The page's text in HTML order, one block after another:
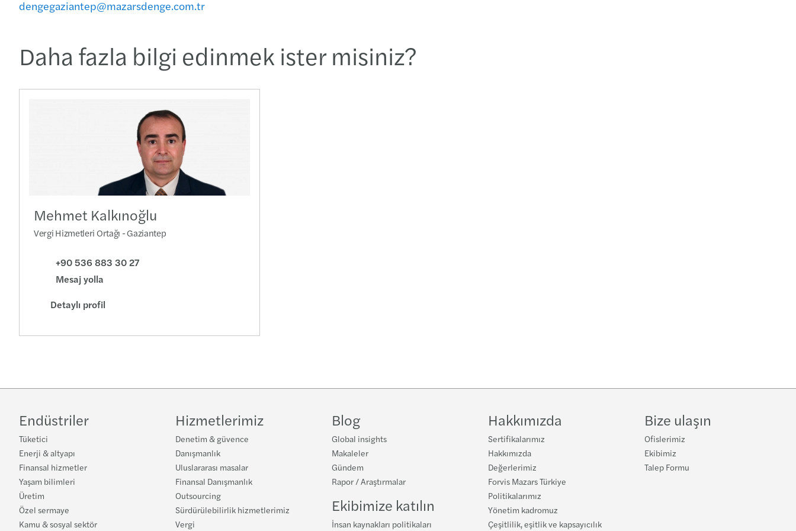
dengegaziantep@mazarsdenge.com.tr
Daha fazla bilgi edinmek ister misiniz?
Mehmet Kalkınoğlu
Vergi Hizmetleri Ortağı - Gaziantep
+90 536 883 30 27
Mesaj yolla
Detaylı profil
Endüstriler
Tüketici
Enerji & altyapı
Finansal hizmetler
Yaşam bilimleri
Üretim
Özel sermaye
Kamu & sosyal sektör
Hizmetlerimiz
Denetim & güvence
Danışmanlık
Uluslararası masalar
Finansal Danışmanlık
Outsourcing
Sürdürülebilirlik hizmetlerimiz
Vergi
Blog
Global insights
Makaleler
Gündem
Rapor / Araştırmalar
Ekibimize katılın
İnsan kaynakları politikaları
Hakkımızda
Sertifikalarımız
Hakkımızda
Değerlerimiz
Forvis Mazars Türkiye
Politikalarımız
Yönetim kadromuz
Çeşitlilik, eşitlik ve kapsayıcılık
Bize ulaşın
Ofislerimiz
Ekibimiz
Talep Formu